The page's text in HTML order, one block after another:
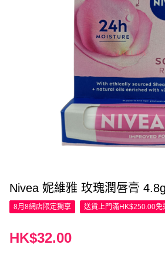
Nivea 妮維雅 玫瑰潤唇膏 4.8g
8月8網店限定獨享 送貨上門滿HK$250.00免
HK$32.00